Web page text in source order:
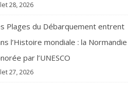
28, 2026
Plages du Débarquement entrent
l’Histoire mondiale : la Normandie
par l’UNESCO
27, 2026